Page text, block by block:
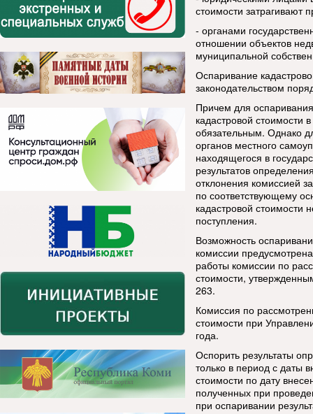
стоимости затрагивают
- органами
отношении объектов
муниципальной
Оспаривание
законодательством
Причем для
кадастровой стоимости
обязательным. Однако
органов местного
находящегося в
результатов
отклонения комиссией
по соответствующему
кадастровой стоимости
поступления.
Возможность
комиссии
работы комиссии по
стоимости,
263.
Комиссия по
стоимости при
года.
Оспорить результаты
только в период с даты
стоимости по дату
полученных при
при оспаривании